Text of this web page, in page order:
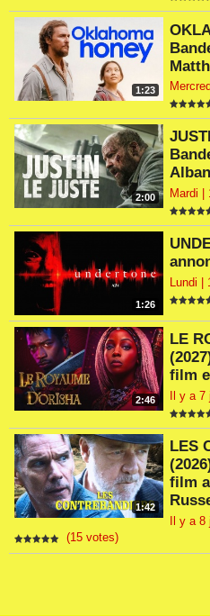
1:23
2:00
Mardi |
1:26
Lundi |
2:46
LE
film
Il y a
1:42
LES
film
Il y a
(15 votes)